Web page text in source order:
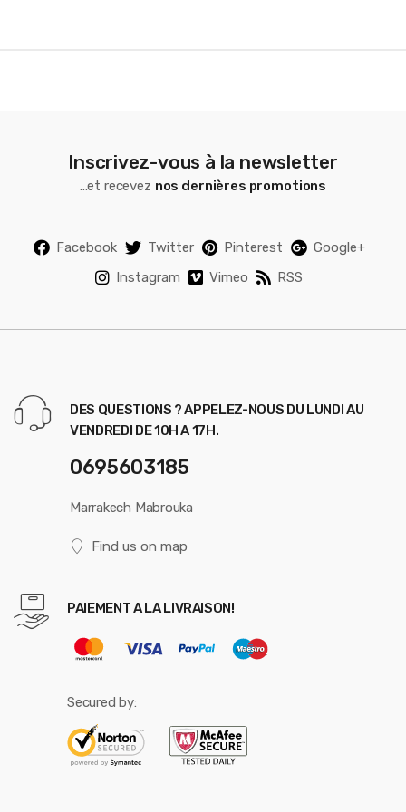
Inscrivez-vous à la newsletter
...et recevez nos dernières promotions
Facebook Twitter Pinterest
Google+
Instagram
Vimeo RSS
DES QUESTIONS ? APPELEZ-NOUS DU LUNDI AU
VENDREDI DE 10H A 17H.
0695603185
Marrakech Mabrouka
Find us on map
PAIEMENT A LA LIVRAISON!
Secured by: